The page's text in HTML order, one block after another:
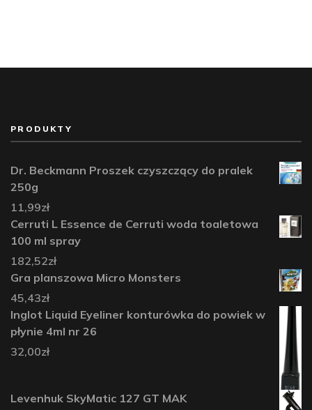
PRODUKTY
Dr. Beckmann Proszek czyszczący do pralek
250g
11,99zł
Cerruti L Essence de Cerruti woda toaletowa
100 ml spray
182,52zł
Gra planszowa Micro Monsters
45,43zł
Inglot Liquid Eyeliner konturówka do powiek w
płynie 4ml nr 26
32,00zł
Levenhuk SkyMatic 127 GT MAK